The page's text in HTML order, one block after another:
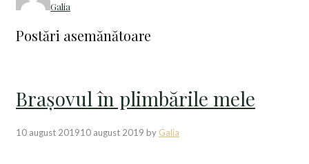
Galia
Postări asemănătoare
Brașovul în plimbările mele
10 august 201910 august 2019 by Galia